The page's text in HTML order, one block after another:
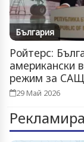
България
Ройтерс:
американски
режим за САЩ
29 Май 2026